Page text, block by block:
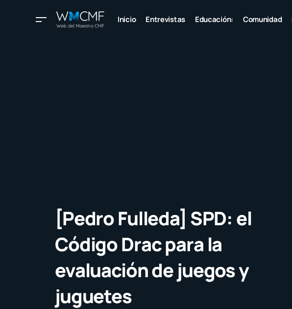
Inicio Entrevistas Educación: Comunidad
[Pedro Fulleda] SPD: el
Código Drac para la
evaluación de juegos y
juguetes